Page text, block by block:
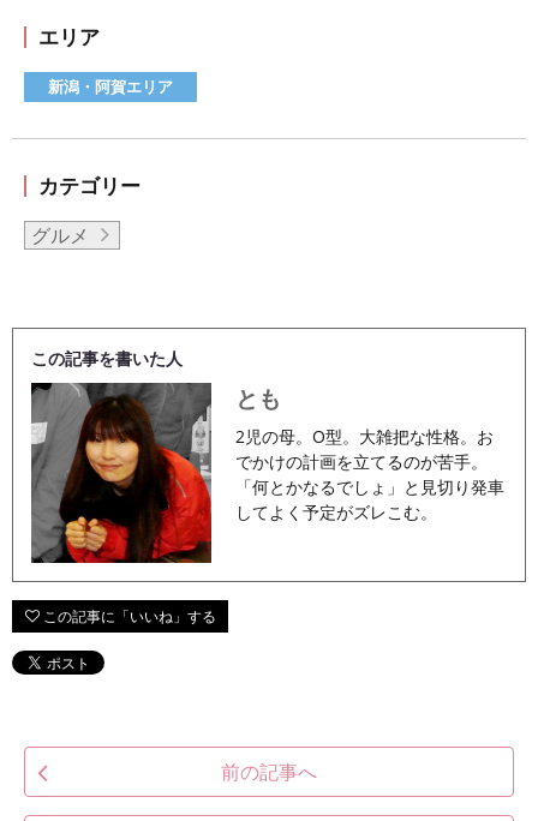
エリア
新潟・阿賀エリア
カテゴリー
グルメ
この記事を書いた人
とも
2児の母。O型。大雑把な性格。お
でかけの計画を立てるのが苦手。
「何とかなるでしょ」と見切り発車
してよく予定がズレこむ。
前の記事へ